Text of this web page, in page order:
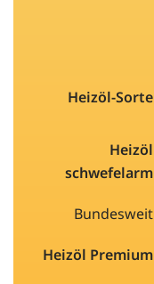
Heizöl-Sorte
Heizöl
schwefelarm
Bundesweit
Heizöl Premium